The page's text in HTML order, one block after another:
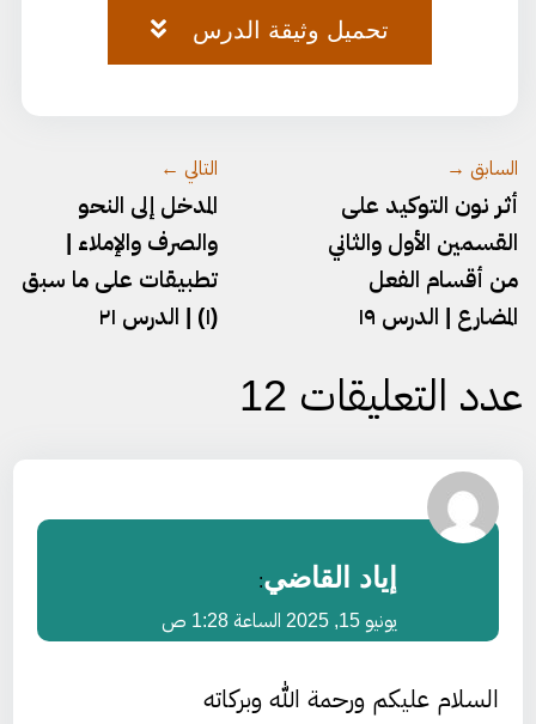
تحميل وثيقة الدرس
السابق →
أثر نون التوكيد على
القسمين الأول والثاني
من أقسام الفعل
المضارع | الدرس ١٩
التالي ←
المدخل إلى النحو
والصرف والإملاء |
تطبيقات على ما سبق
(١) | الدرس ٢١
عدد التعليقات 12
إياد القاضي:
يونيو 15, 2025 الساعة 1:28 ص
السلام عليكم ورحمة الله وبركاته